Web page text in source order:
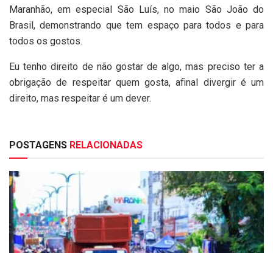
Maranhão, em especial São Luís, no maio São João do
Brasil, demonstrando que tem espaço para todos e para
todos os gostos.
Eu tenho direito de não gostar de algo, mas preciso ter a
obrigação de respeitar quem gosta, afinal divergir é um
direito, mas respeitar é um dever.
POSTAGENS RELACIONADAS